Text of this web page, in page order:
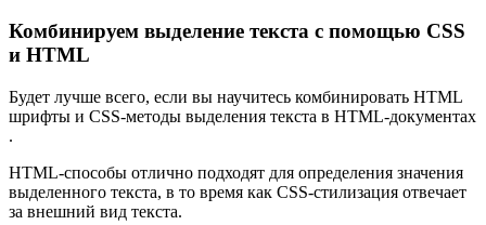
Комбинируем выделение текста с помощью CSS
и HTML
Будет лучше всего, если вы научитесь комбинировать HTML
шрифты и CSS-методы выделения текста в HTML-документах
.
HTML-способы отлично подходят для определения значения
выделенного текста, в то время как CSS-стилизация отвечает
за внешний вид текста.